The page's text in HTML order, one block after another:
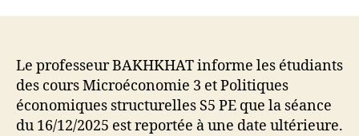
Le professeur BAKHKHAT informe les étudiants
des cours Microéconomie 3 et Politiques
économiques structurelles S5 PE que la séance
du 16/12/2025 est reportée à une date ultérieure.